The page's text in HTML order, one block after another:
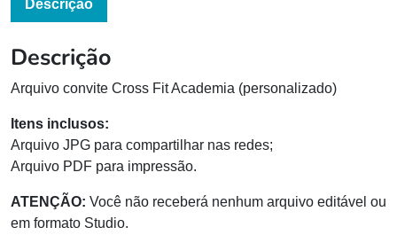
Descrição
Descrição
Arquivo convite Cross Fit Academia (personalizado)
Itens inclusos:
Arquivo JPG para compartilhar nas redes;
Arquivo PDF para impressão.
ATENÇÃO: Você não receberá nenhum arquivo editável ou
em formato Studio.